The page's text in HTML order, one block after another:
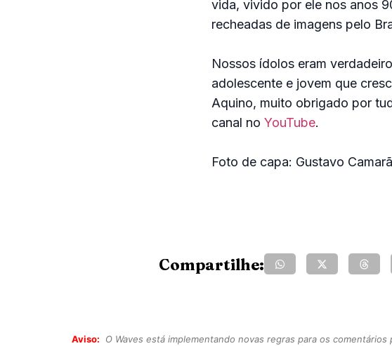
vida, vivido por ele nos anos
recheadas de imagens pelo
Nossos ídolos eram
adolescente e jovem que
Aquino, muito obrigado por
canal no YouTube.
Foto de capa: Gustavo
Compartilhe:
Aviso:
O Waves está implementando novas regras para os